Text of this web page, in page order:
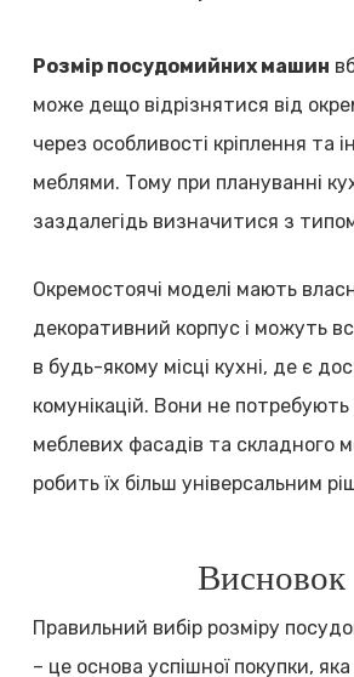
Розмір посудомийних машин
може дещо відрізнятися від
через особливості кріплення та
меблями. Тому при плануванні
заздалегідь визначитися з
Окремостоячі моделі мають
декоративний корпус і можуть
в будь-якому місці кухні, де є
комунікацій. Вони не потребують
меблевих фасадів та складного
робить їх більш універсальним
Висновок
Правильний вибір розміру
– це основа успішної покупки,